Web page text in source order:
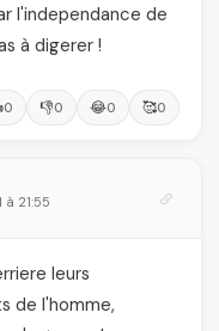
l'independance de
à digerer !
0 👎0 😂0 🥰0
à 21:55
leurs
de l'homme,